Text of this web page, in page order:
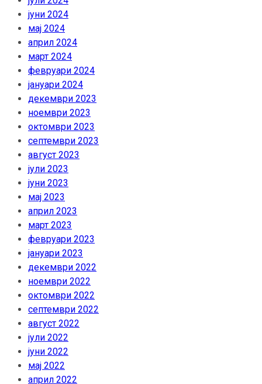
јуни 2024
мај 2024
април 2024
март 2024
февруари 2024
јануари 2024
декември 2023
ноември 2023
октомври 2023
септември 2023
август 2023
јули 2023
јуни 2023
мај 2023
април 2023
март 2023
февруари 2023
јануари 2023
декември 2022
ноември 2022
октомври 2022
септември 2022
август 2022
јули 2022
јуни 2022
мај 2022
април 2022